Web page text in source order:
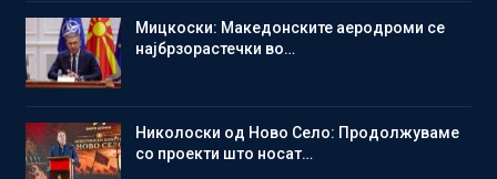
Мицкоски: Македонските аеродроми се
најбрзорастечки во…
Николоски од Ново Село: Продолжуваме
со проекти што носат…